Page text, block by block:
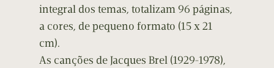
integral dos temas, totalizam 96 páginas,
a cores, de pequeno formato (15 x 21
cm).
As canções de Jacques Brel (1929-1978),